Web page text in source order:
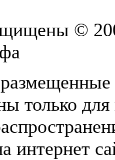
©
только
интернет